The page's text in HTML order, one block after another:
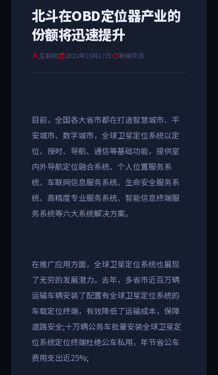
北斗在OBD定位器产业的
份额将迅速提升
互联网 2022年10月17日 新闻资讯
目前，全国各大省市都在打造智慧城市、平
安城市、数字城市，全球卫星定位系统以定
位、授时、导航、通信等基础功能，提供室
内外导航定位融合系统、个人位置服务系
统、车联网信息服务系统、生命安全服务系
统、高精度专业服务系统、智能信息终端服
务系统等六大系统解决方案。
在推广应用方面，全球卫星定位系统也展现
了无穷的发展潜力。去年，多省市近百万辆
运输车辆安装了配置有全球卫星定位系统的
车载定位终端，有效降低了运输成本，保障
道路安全;十万辆公务车批量安装全球卫星定
位系统定位终端杜绝公车私用，年节省公车
费用支出近25%;